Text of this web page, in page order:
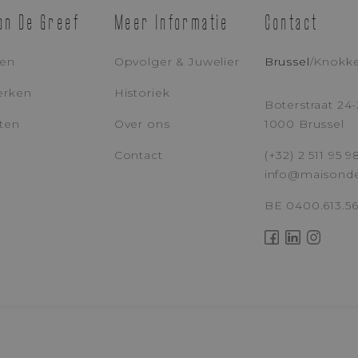
BERICHT
VERSTUUR UW
De Greef Meer Informatie
Opvolger & Juwelier
Historiek
Over ons
Contact
Contact
Brussel/
Boterstraat 24-
1000 Brussel
(+32) 2 511 95
BE